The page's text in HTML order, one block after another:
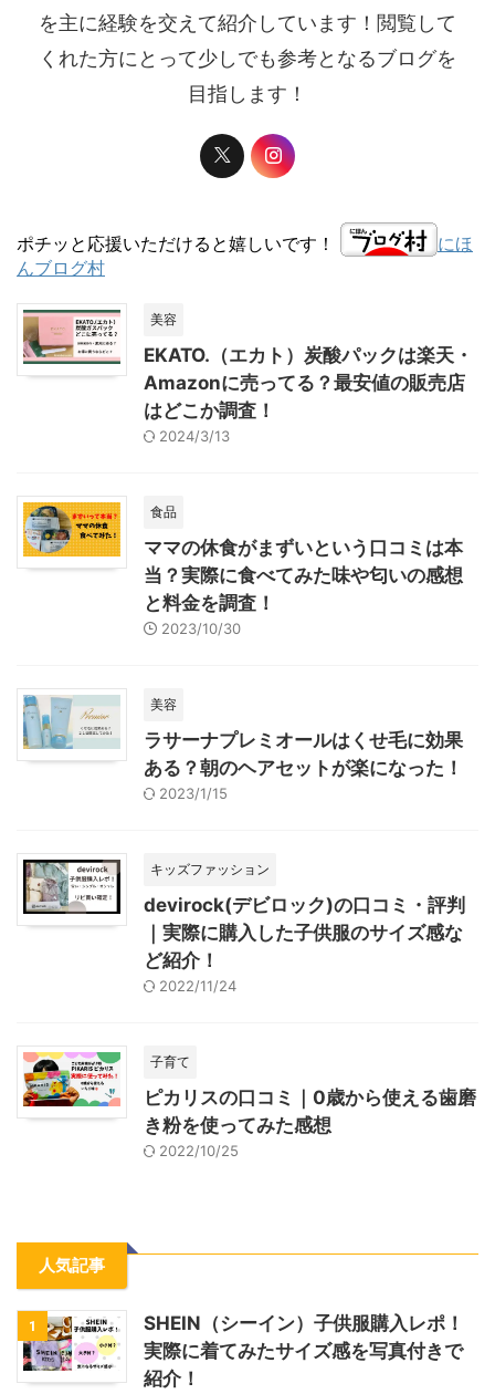
を主に経験を交えて紹介しています！閲覧して
くれた方にとって少しでも参考となるブログを
目指します！
ポチッと応援いただけると嬉しいです！
にほ
んブログ村
美容
EKATO.（エカト）炭酸パックは楽天・
Amazonに売ってる？最安値の販売店
はどこか調査！
2024/3/13
食品
ママの休食がまずいという口コミは本
当？実際に食べてみた味や匂いの感想
と料金を調査！
2023/10/30
美容
ラサーナプレミオールはくせ毛に効果
ある？朝のヘアセットが楽になった！
2023/1/15
キッズファッション
devirock(デビロック)の口コミ・評判
｜実際に購入した子供服のサイズ感な
ど紹介！
2022/11/24
子育て
ピカリスの口コミ｜0歳から使える歯磨
き粉を使ってみた感想
2022/10/25
人気記事
1
SHEIN（シーイン）子供服購入レポ！
実際に着てみたサイズ感を写真付きで
紹介！